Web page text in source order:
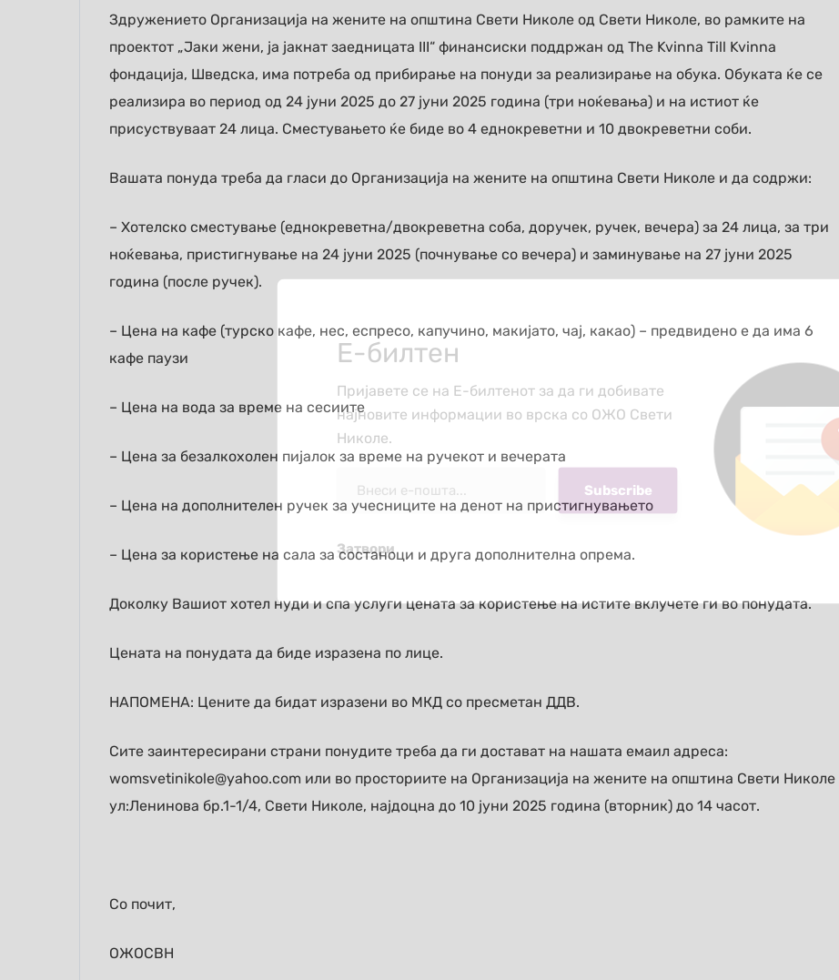
Здружението Организација на жените на општина Свети Николе од Свети Николе, во рамките на
проектот „Јаки жени, ја јакнат заедницата III“ финансиски поддржан од The Kvinna Till Kvinna
фондација, Шведска, има потреба од прибирање на понуди за реализирање на обука. Обуката ќе се
реализира во период од 24 јуни 2025 до 27 јуни 2025 година (три ноќевања) и на истиот ќе
присуствуваат 24 лица. Сместувањето ќе биде во 4 еднокреветни и 10 двокреветни соби.
Вашата понуда треба да гласи до Организација на жените на општина Свети Николе и да содржи:
– Хотелско сместување (еднокреветна/двокреветна соба, доручек, ручек, вечера) за 24 лица, за три
ноќевања, пристигнување на 24 јуни 2025 (почнување со вечера) и заминување на 27 јуни 2025
година (после ручек).
– Цена на кафе (турско кафе, нес, еспресо, капучино, макијато, чај, какао) – предвидено е да има 6
кафе паузи
– Цена на вода за време на сесиите
– Цена за безалкохолен пијалок за време на ручекот и вечерата
– Цена на дополнителен ручек за учесниците на денот на пристигнувањето
– Цена за користење на сала за состаноци и друга дополнителна опрема.
Доколку Вашиот хотел нуди и спа услуги цената за користење на истите вклучете ги во понудата.
Цената на понудата да биде изразена по лице.
НАПОМЕНА: Цените да бидат изразени во МКД со пресметан ДДВ.
Сите заинтересирани страни понудите треба да ги достават на нашата емаил адреса:
womsvetinikole@yahoo.com или во просториите на Организација на жените на општина Свети Николе
ул:Ленинова бр.1-1/4, Свети Николе, најдоцна до 10 јуни 2025 година (вторник) до 14 часот.
Со почит,
ОЖОСВН
Е-билтен
Пријавете се на Е-билтенот за да ги добивате
најновите информации во врска со ОЖО Свети
Николе.
Затвори